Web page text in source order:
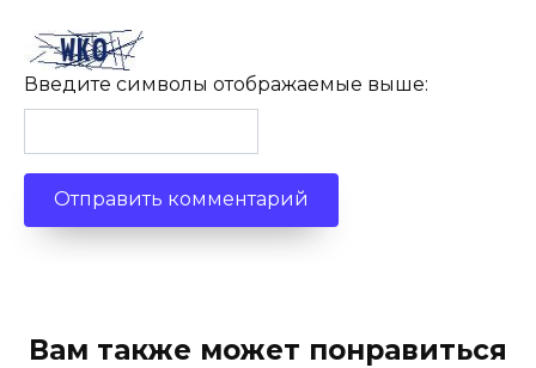
Введите символы отображаемые выше:
Вам также может понравиться